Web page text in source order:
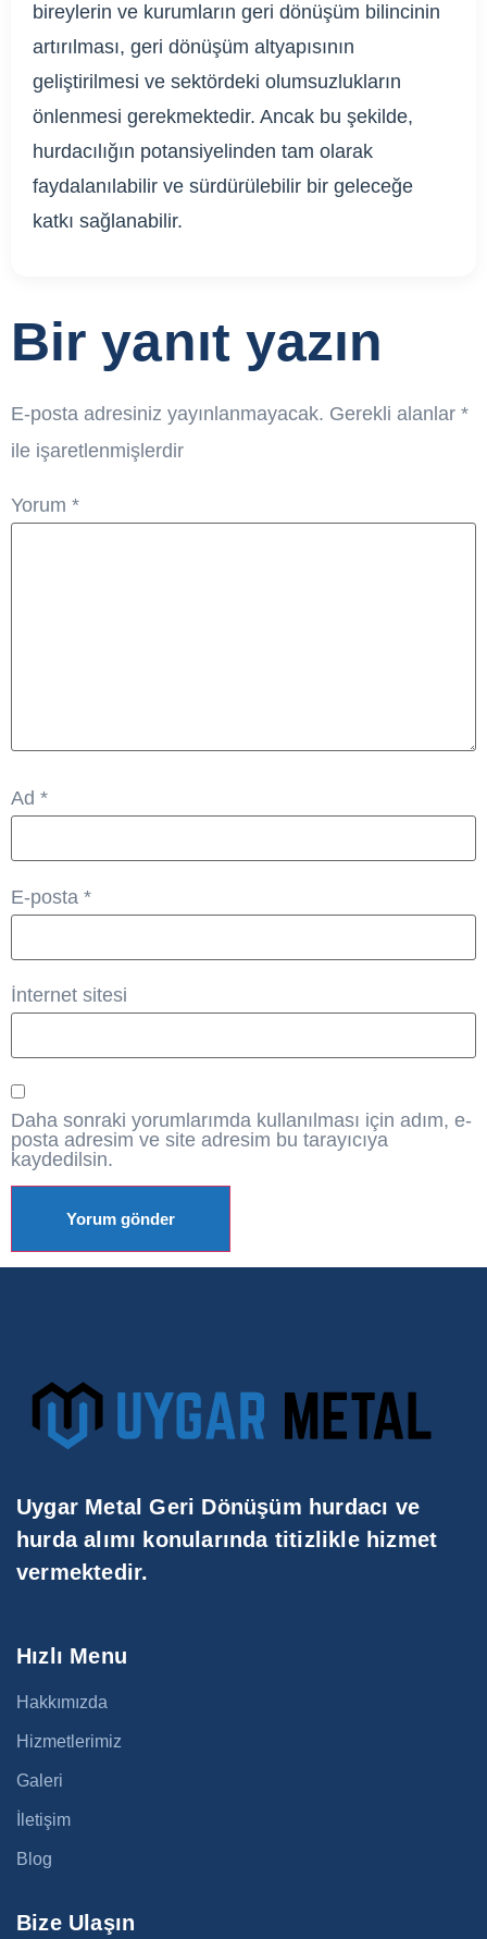
bireylerin ve kurumların geri dönüşüm bilincinin
artırılması, geri dönüşüm altyapısının
geliştirilmesi ve sektördeki olumsuzlukların
önlenmesi gerekmektedir. Ancak bu şekilde,
hurdacılığın potansiyelinden tam olarak
faydalanılabilir ve sürdürülebilir bir geleceğe
katkı sağlanabilir.
Bir yanıt yazın
E-posta adresiniz yayınlanmayacak. Gerekli alanlar *
ile işaretlenmişlerdir
Yorum *
Ad *
E-posta *
İnternet sitesi
Daha sonraki yorumlarımda kullanılması için adım, e-
posta adresim ve site adresim bu tarayıcıya
kaydedilsin.
Uygar Metal Geri Dönüşüm hurdacı ve
hurda alımı konularında titizlikle hizmet
vermektedir.
Hızlı Menu
Hakkımızda
Hizmetlerimiz
Galeri
İletişim
Blog
Bize Ulaşın